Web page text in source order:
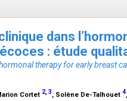
dans
: étude
therapy for early breast
Cortet 2 3, Solène De-Talhouet 4